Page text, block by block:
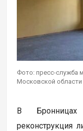
Фото: пресс-служба
Московской области
В
реконструкция